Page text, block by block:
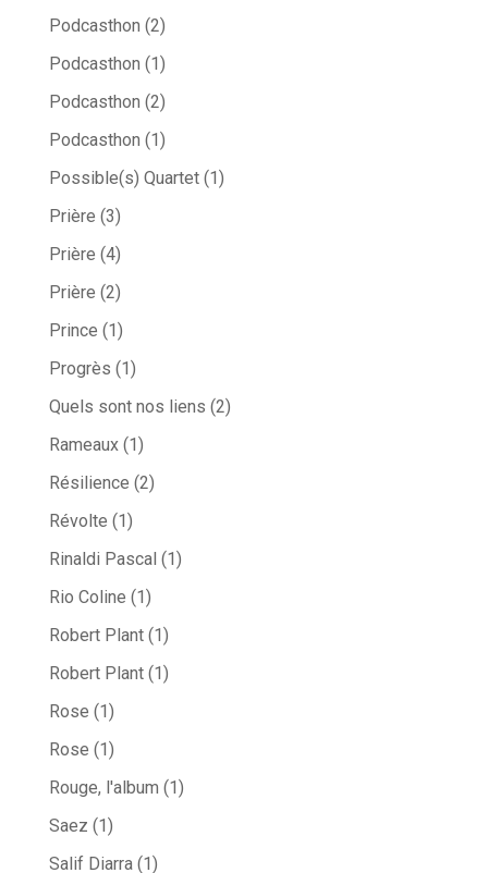
Podcasthon (2)
Podcasthon (1)
Podcasthon (2)
Podcasthon (1)
Possible(s) Quartet(1)
Prière (3)
Prière (4)
Prière (2)
Prince (1)
Progrès (1)
Quels sont nos liens (2)
Rameaux(1)
Résilience (2)
Révolte (1)
Rinaldi Pascal (1)
Rio Coline (1)
Robert Plant(1)
Robert Plant(1)
Rose (1)
Rose (1)
Rouge, l'album (1)
Saez (1)
Salif Diarra(1)